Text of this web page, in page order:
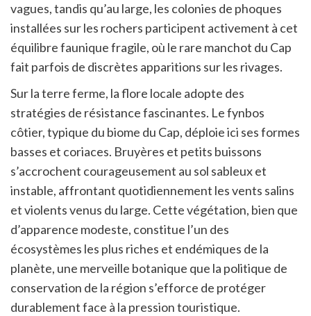
vagues, tandis qu’au large, les colonies de phoques
installées sur les rochers participent activement à cet
équilibre faunique fragile, où le rare manchot du Cap
fait parfois de discrètes apparitions sur les rivages.
Sur la terre ferme, la flore locale adopte des
stratégies de résistance fascinantes. Le fynbos
côtier, typique du biome du Cap, déploie ici ses formes
basses et coriaces. Bruyères et petits buissons
s’accrochent courageusement au sol sableux et
instable, affrontant quotidiennement les vents salins
et violents venus du large. Cette végétation, bien que
d’apparence modeste, constitue l’un des
écosystèmes les plus riches et endémiques de la
planète, une merveille botanique que la politique de
conservation de la région s’efforce de protéger
durablement face à la pression touristique.